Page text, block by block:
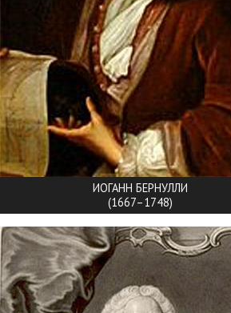
ИОГАНН БЕРНУЛЛИ
(1667–1748)